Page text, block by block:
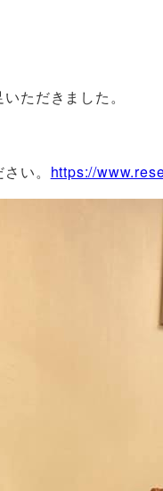
ただきました。
い。 https://